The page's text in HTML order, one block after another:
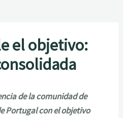
el objetivo:
de la comunidad de
Portugal con el objetivo